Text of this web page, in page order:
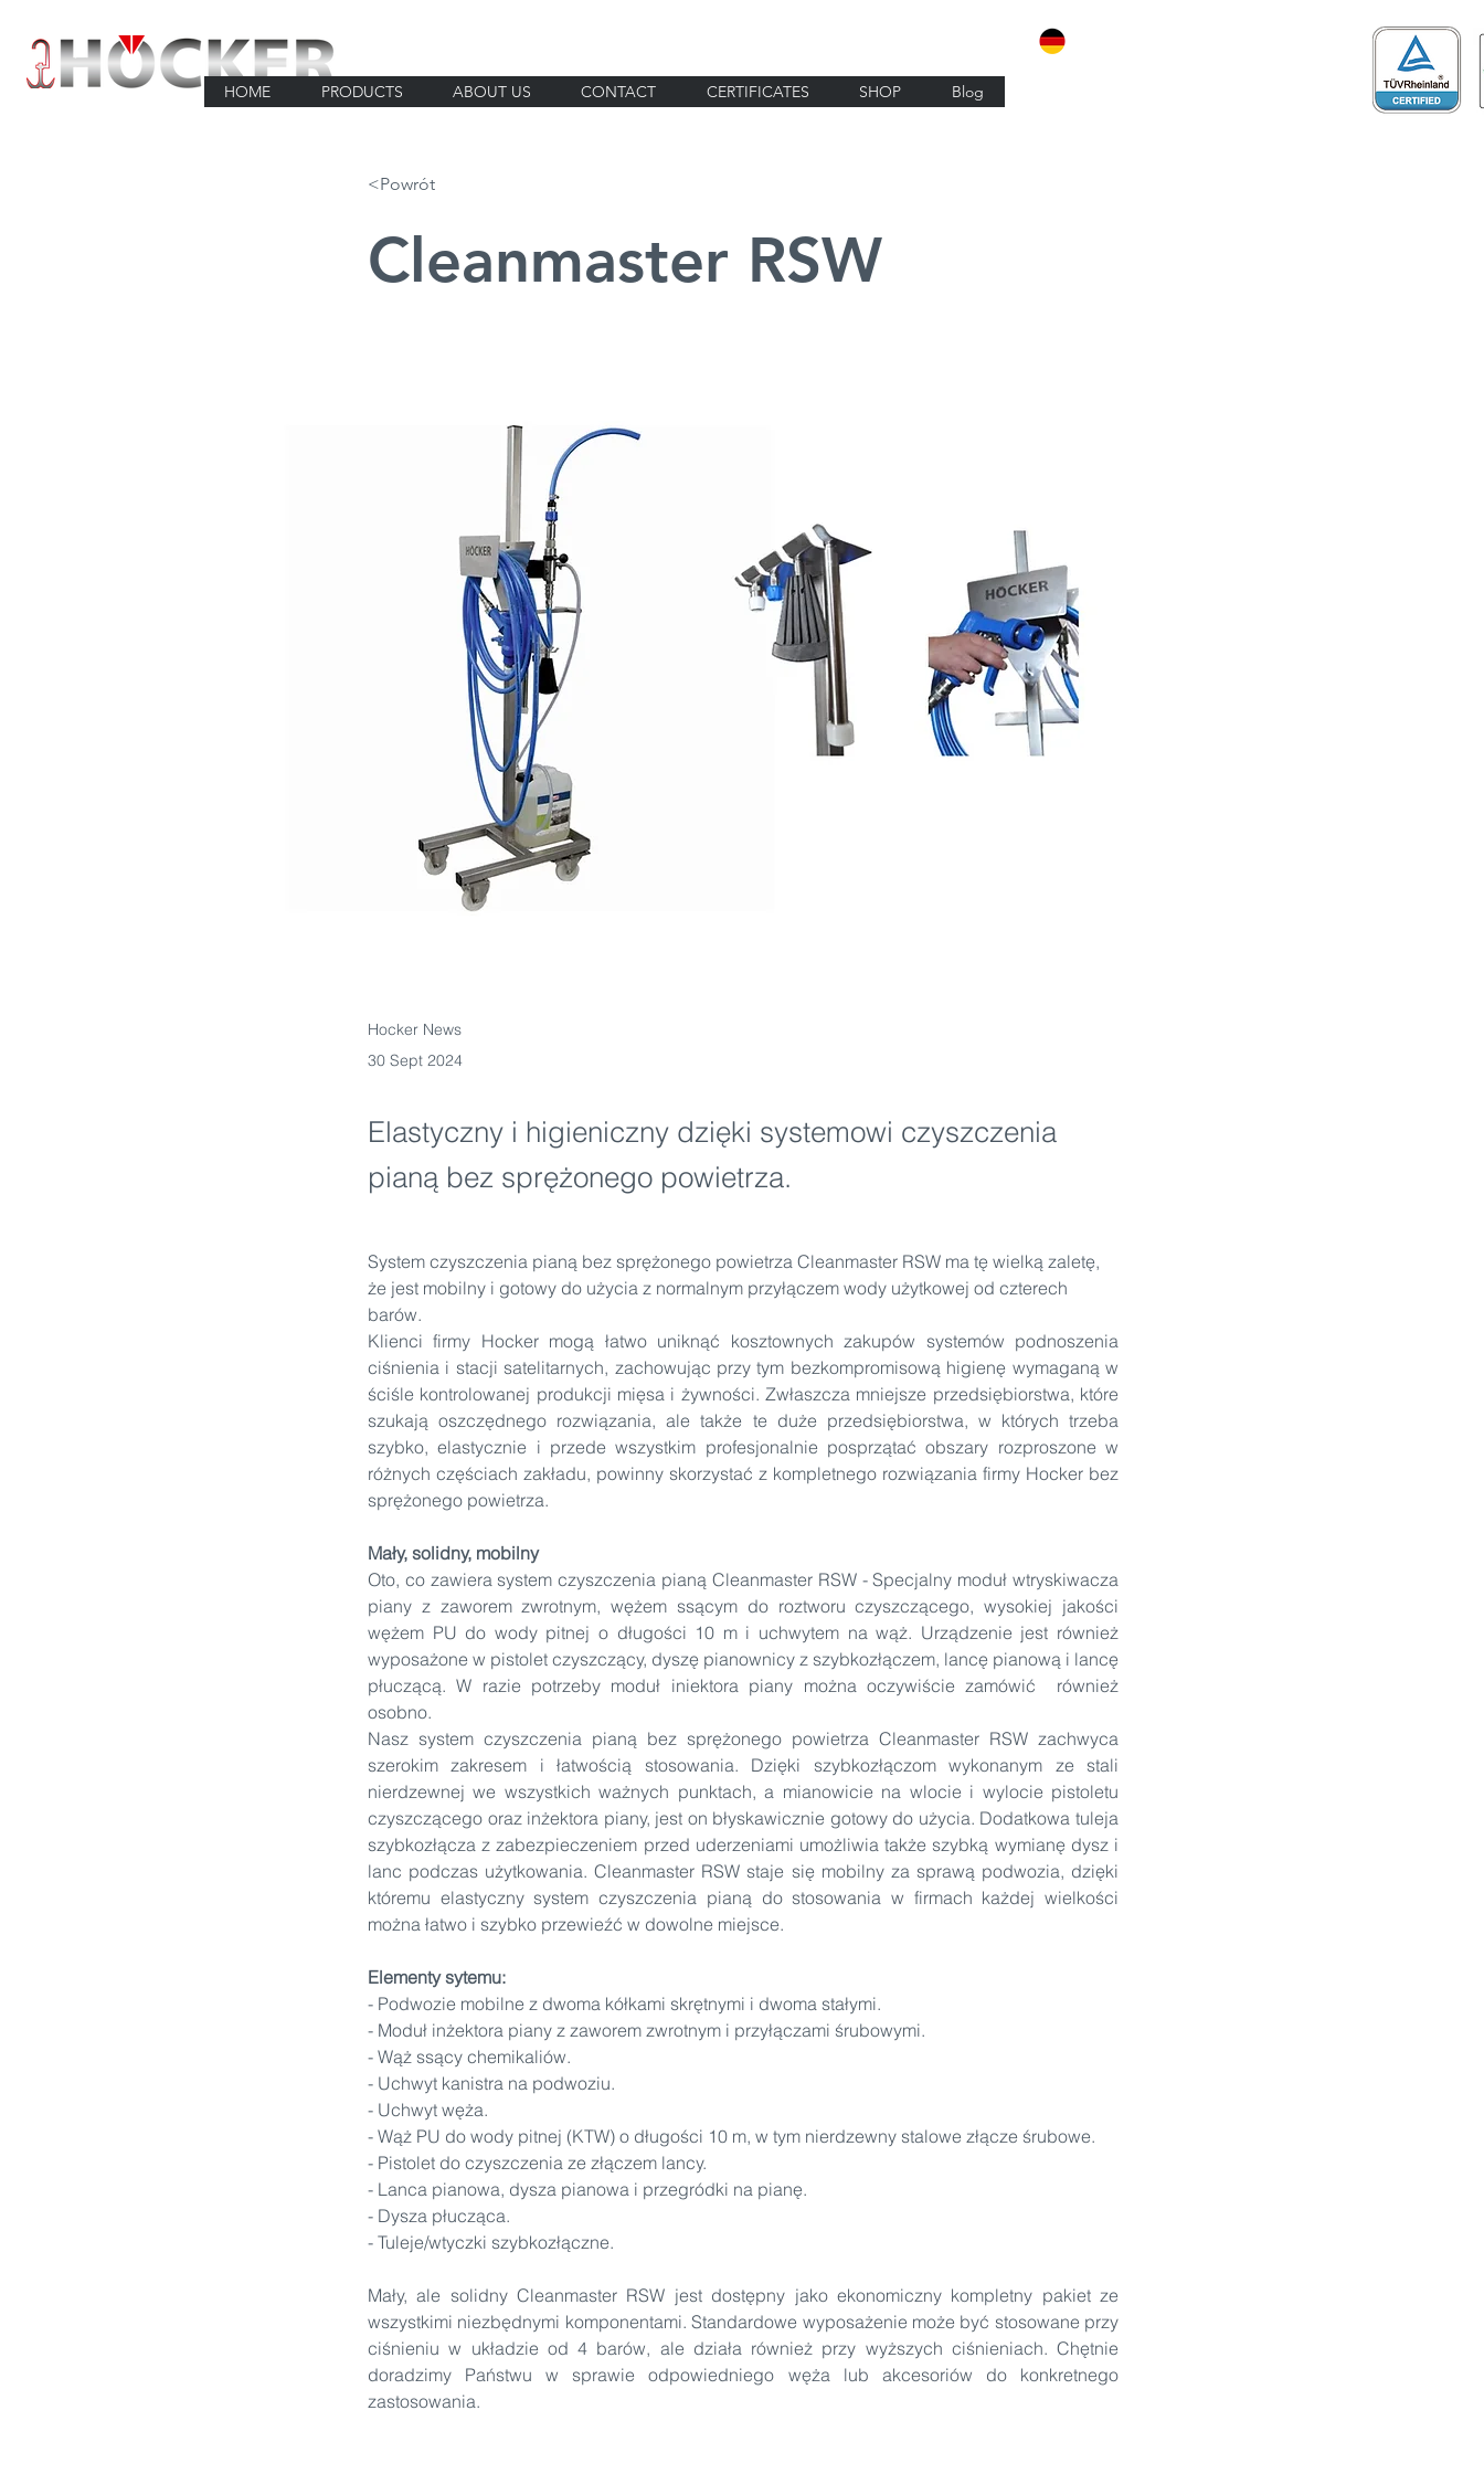
HOME PRODUCTS ABOUT US CONTACT CERTIFICATES SHOP Blog
<Powrót
Cleanmaster RSW
Hocker News
30 Sept 2024
Elastyczny i higieniczny dzięki systemowi czyszczenia
pianą bez sprężonego powietrza.
System czyszczenia pianą bez sprężonego powietrza Cleanmaster RSW ma tę wielką zaletę,
że jest mobilny i gotowy do użycia z normalnym przyłączem wody użytkowej od czterech
barów.
Klienci firmy Hocker mogą łatwo uniknąć kosztownych zakupów systemów podnoszenia
ciśnienia i stacji satelitarnych, zachowując przy tym bezkompromisową higienę wymaganą w
ściśle kontrolowanej produkcji mięsa i żywności. Zwłaszcza mniejsze przedsiębiorstwa, które
szukają oszczędnego rozwiązania, ale także te duże przedsiębiorstwa, w których trzeba
szybko, elastycznie i przede wszystkim profesjonalnie posprzątać obszary rozproszone w
różnych częściach zakładu, powinny skorzystać z kompletnego rozwiązania firmy Hocker bez
sprężonego powietrza.
Mały, solidny, mobilny
Oto, co zawiera system czyszczenia pianą Cleanmaster RSW - Specjalny moduł wtryskiwacza
piany z zaworem zwrotnym, wężem ssącym do roztworu czyszczącego, wysokiej jakości
wężem PU do wody pitnej o długości 10 m i uchwytem na wąż. Urządzenie jest również
wyposażone w pistolet czyszczący, dyszę pianownicy z szybkozłączem, lancę pianową i lancę
płuczącą. W razie potrzeby moduł iniektora piany można oczywiście zamówić  również
osobno.
Nasz system czyszczenia pianą bez sprężonego powietrza Cleanmaster RSW zachwyca
szerokim zakresem i łatwością stosowania. Dzięki szybkozłączom wykonanym ze stali
nierdzewnej we wszystkich ważnych punktach, a mianowicie na wlocie i wylocie pistoletu
czyszczącego oraz inżektora piany, jest on błyskawicznie gotowy do użycia. Dodatkowa tuleja
szybkozłącza z zabezpieczeniem przed uderzeniami umożliwia także szybką wymianę dysz i
lanc podczas użytkowania. Cleanmaster RSW staje się mobilny za sprawą podwozia, dzięki
któremu elastyczny system czyszczenia pianą do stosowania w firmach każdej wielkości
można łatwo i szybko przewieźć w dowolne miejsce.
Elementy sytemu:
- Podwozie mobilne z dwoma kółkami skrętnymi i dwoma stałymi.
- Moduł inżektora piany z zaworem zwrotnym i przyłączami śrubowymi.
- Wąż ssący chemikaliów.
- Uchwyt kanistra na podwoziu.
- Uchwyt węża.
- Wąż PU do wody pitnej (KTW) o długości 10 m, w tym nierdzewny stalowe złącze śrubowe.
- Pistolet do czyszczenia ze złączem lancy.
- Lanca pianowa, dysza pianowa i przegródki na pianę.
- Dysza płucząca.
- Tuleje/wtyczki szybkozłączne.
Mały, ale solidny Cleanmaster RSW jest dostępny jako ekonomiczny kompletny pakiet ze
wszystkimi niezbędnymi komponentami. Standardowe wyposażenie może być stosowane przy
ciśnieniu w układzie od 4 barów, ale działa również przy wyższych ciśnieniach. Chętnie
doradzimy Państwu w sprawie odpowiedniego węża lub akcesoriów do konkretnego
zastosowania.